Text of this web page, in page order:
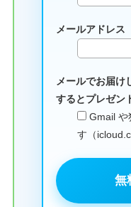
メールアドレス
メールでお届け
するとプレゼン
Gmail や
す（